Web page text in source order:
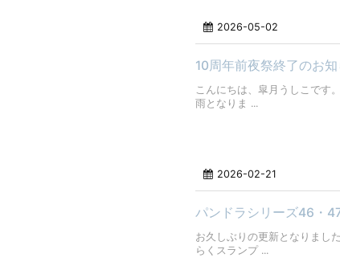
2026-05-02
10周年前夜祭終了のお
こんにちは、皐月うしこです
雨となりま ...
2026-02-21
パンドラシリーズ46・
お久しぶりの更新となりまし
らくスランプ ...